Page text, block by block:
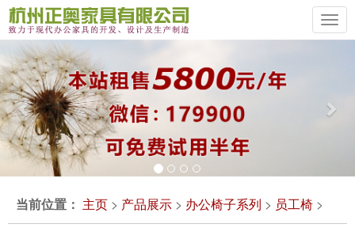
Previous
当前位置： 主页 > 产品展示 > 办公椅子系列 > 员工椅 >